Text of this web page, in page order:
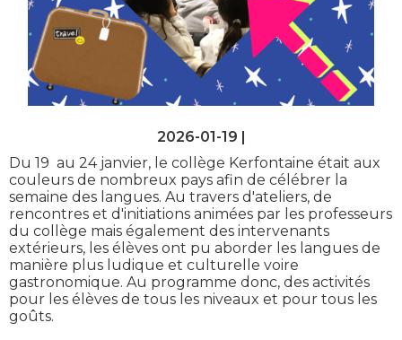
2026-01-19 |
Du 19 au 24 janvier, le collège Kerfontaine était aux
couleurs de nombreux pays afin de célébrer la
semaine des langues. Au travers d'ateliers, de
rencontres et d'initiations animées par les professeurs
du collège mais également des intervenants
extérieurs, les élèves ont pu aborder les langues de
manière plus ludique et culturelle voire
gastronomique. Au programme donc, des activités
pour les élèves de tous les niveaux et pour tous les
goûts.